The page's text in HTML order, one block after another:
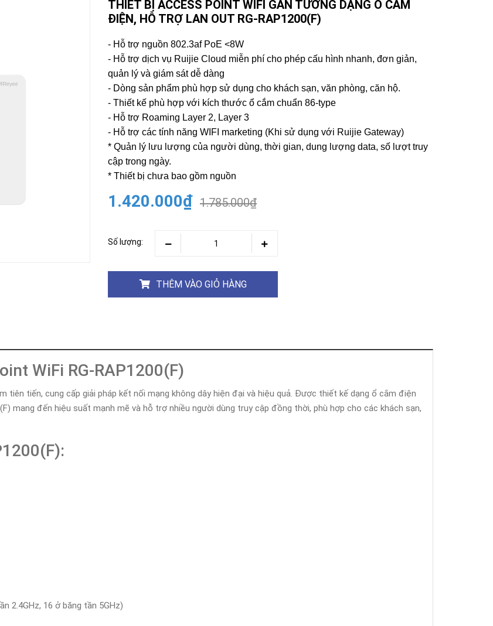
CAMERA
ĐỘNG
Hikvision
Camera
Tiandy
THIẾT
HỌP
TRỰC
TUYẾN
Maxhub
Màn
hình
M27
MINH
THIẾT
THÔNG
Lock
FASTER
THIẾT BỊ ACCESS POINT WIFI GẮN TƯỜNG DẠNG Ổ CẮM
ĐIỆN, HỖ TRỢ LAN OUT RG-RAP1200(F)
- Hỗ trợ nguồn 802.3af PoE <8W
- Hỗ trợ dịch vụ Ruijie Cloud miễn phí cho phép cấu hình nhanh, đơn giản,
quản lý và giám sát dễ dàng
- Dòng sản phẩm phù hợp sử dụng cho khách sạn, văn phòng, căn hộ.
- Thiết kế phù hợp với kích thước ổ cắm chuẩn 86-type
- Hỗ trợ Roaming Layer 2, Layer 3
- Hỗ trợ các tính năng WIFI marketing (Khi sử dụng với Ruijie Gateway)
* Quản lý lưu lượng của người dùng, thời gian, dung lượng data, số lượt truy
cập trong ngày.
* Thiết bị chưa bao gồm nguồn
1.420.000₫ 1.785.000₫
Số lượng:
THÊM VÀO GIỎ HÀNG
WiFi RG-RAP1200(F)
tiên tiến, cung cấp giải pháp kết nối mạng không dây hiện đại và hiệu quả. Được thiết kế dạng ổ cắm điện
mang đến hiệu suất mạnh mẽ và hỗ trợ nhiều người dùng truy cập đồng thời, phù hợp cho các khách sạn,
2.4GHz, 16 ở băng tần 5GHz)